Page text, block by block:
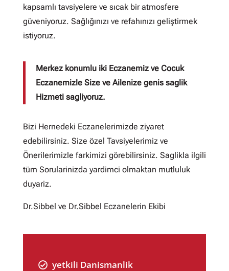
kapsamlı tavsiyelere ve sıcak bir atmosfere
güveniyoruz. Sağlığınızı ve refahınızı geliştirmek
istiyoruz.
Merkez konumlu iki Eczanemiz ve Cocuk
Eczanemizle Size ve Ailenize genis saglik
Hizmeti sagliyoruz.
Bizi Hernedeki Eczanelerimizde ziyaret
edebilirsiniz. Size özel Tavsiyelerimiz ve
Önerilerimizle farkimizi görebilirsiniz. Saglikla ilgili
tüm Sorularinizda yardimci olmaktan mutluluk
duyariz.
Dr.Sibbel ve Dr.Sibbel Eczanelerin Ekibi
 yetkili Danismanlik